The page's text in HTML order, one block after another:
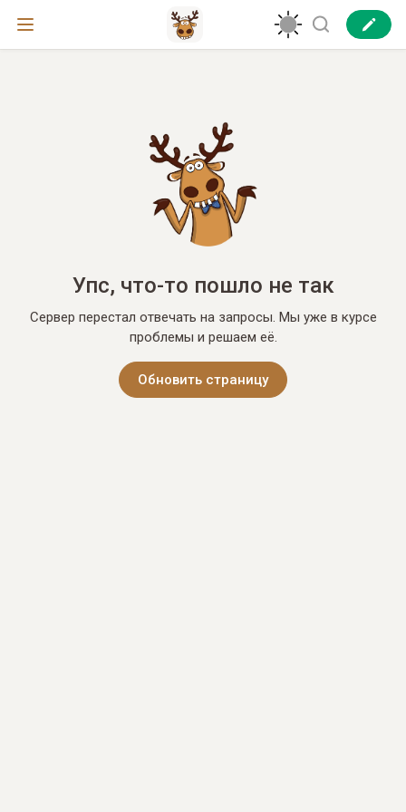
Упс, что-то пошло не так
Сервер перестал отвечать на запросы. Мы уже в курсе
проблемы и решаем её.
Обновить страницу